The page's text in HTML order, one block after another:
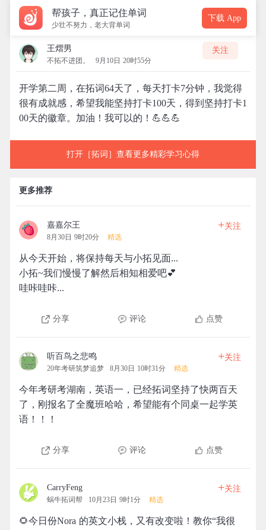
帮孩子，真正记住单词
少壮不努力，老大背单词
下载 App
王熠男
不拓不进团。 9月10日 20时55分
关注
开学第二周，在拓词64天了，每天打卡7分钟，我觉得
很有成就感，希望我能坚持打卡100天，得到坚持打卡1
00天的徽章。加油！我可以的！💪💪💪
打开［拓词］查看更多精彩学习心得
更多推荐
嘉嘉尔王
8月30日 9时20分 精选
+关注
从今天开始，将保持每天与小拓见面...
小拓~我们慢慢了解然后相知相爱吧💕
哇咔哇咔...
分享 评论 点赞
听百鸟之悲鸣
20年考研筑梦追梦 8月30日 10时31分 精选
+关注
今年考研考湖南，英语一，已经拓词坚持了快两百天
了，刚报名了全魔班哈哈，希望能有个同桌一起学英
语！！！
分享 评论 点赞
CarryFeng
蜗牛拓词帮 10月23日 9时1分 精选
+关注
🌻今日份Nora 的英文小栈，又有改变啦！教你“我很